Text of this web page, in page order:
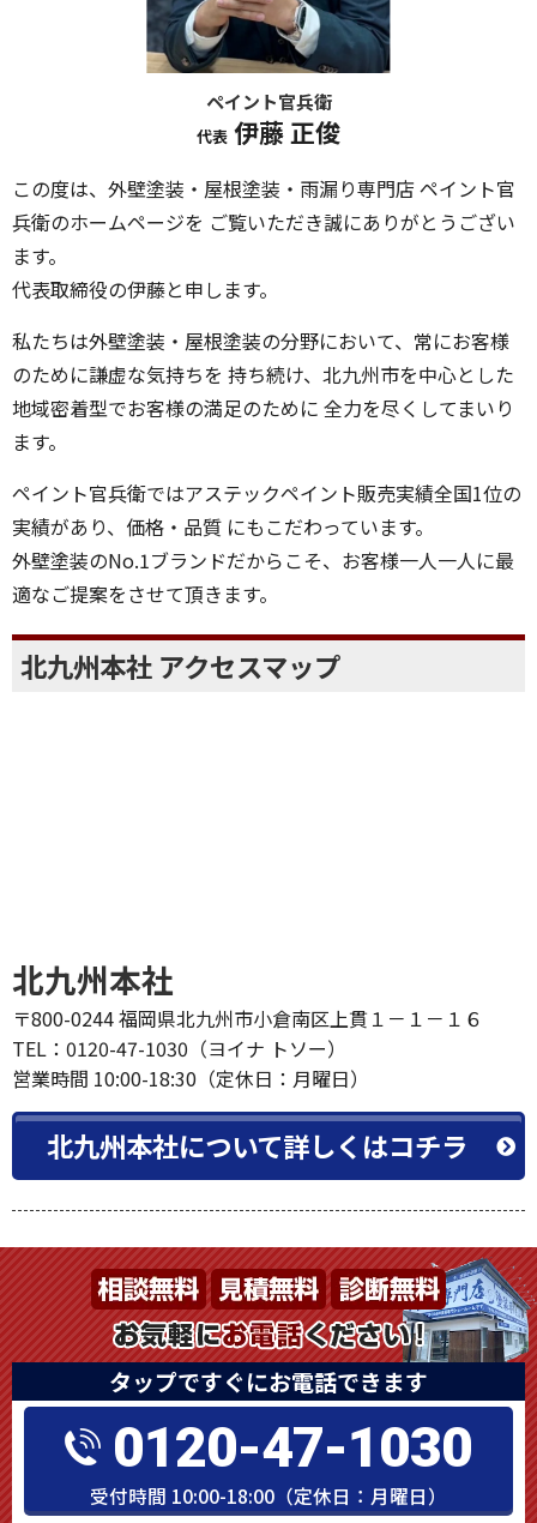
ペイント官兵衛
代表 伊藤 正俊
この度は、外壁塗装・屋根塗装・雨漏り専門店 ペイント官
兵衛のホームページを ご覧いただき誠にありがとうござい
ます。
代表取締役の伊藤と申します。
私たちは外壁塗装・屋根塗装の分野において、常にお客様
のために謙虚な気持ちを 持ち続け、北九州市を中心とした
地域密着型でお客様の満足のために 全力を尽くしてまいり
ます。
ペイント官兵衛ではアステックペイント販売実績全国1位の
実績があり、価格・品質 にもこだわっています。
外壁塗装のNo.1ブランドだからこそ、お客様一人一人に最
適なご提案をさせて頂きます。
北九州本社 アクセスマップ
北九州本社
〒800-0244 福岡県北九州市小倉南区上貫１－１－１６
TEL：0120-47-1030（ヨイナ トソー）
営業時間 10:00-18:30（定休日：月曜日）
北九州本社について詳しくはコチラ
タップですぐにお電話できます
0120-47-1030
受付時間 10:00-18:00（定休日：月曜日）